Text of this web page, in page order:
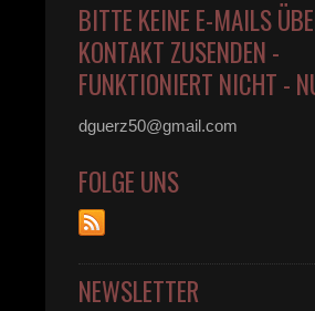
BITTE KEINE E-MAILS
KONTAKT ZUSENDEN -
FUNKTIONIERT NICHT -
dguerz50@gmail.com
FOLGE UNS
NEWSLETTER